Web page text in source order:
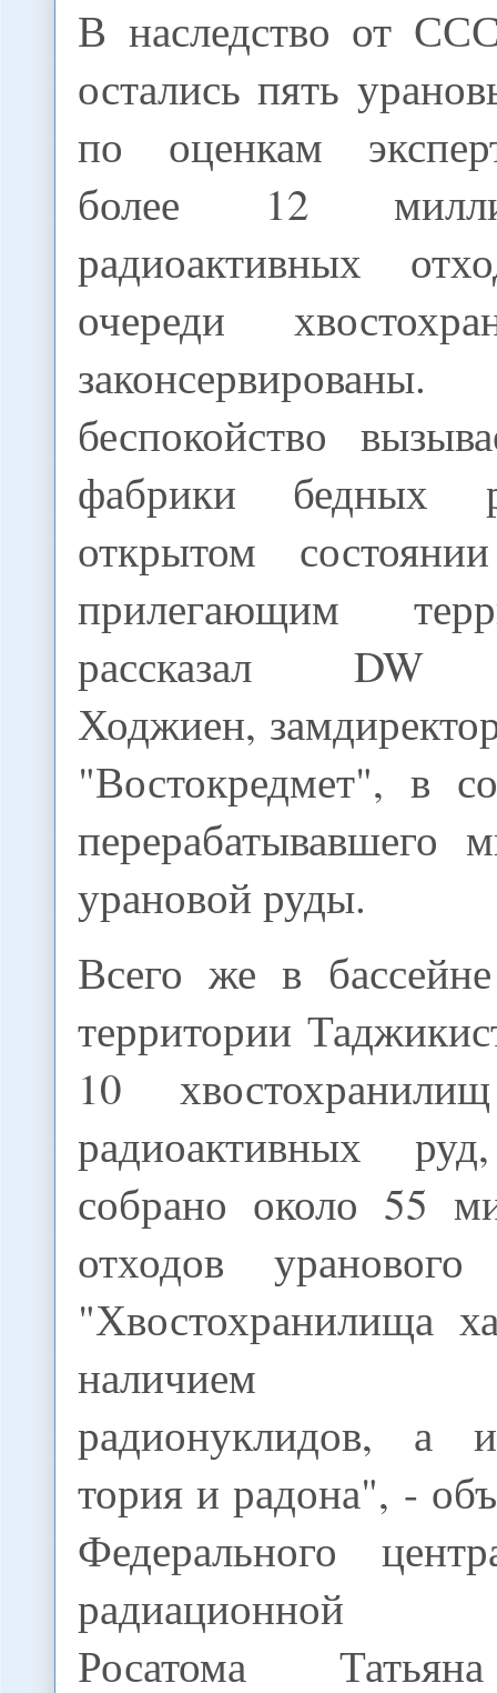
В наследство от
остались пять
по оценкам
более 12
радиоактивных
очереди
беспокойство
фабрики
открытом
прилегающим
рассказал DW
Ходжиен,
"Востокредмет", в
перерабатывавшего
урановой руды.
Всего же в
территории
10
радиоактивных
собрано около 55
отходов уранового
"Хвостохранилища
наличием
радионуклидов, а
тория и радона", -
Федерального
радиационной
Росатома